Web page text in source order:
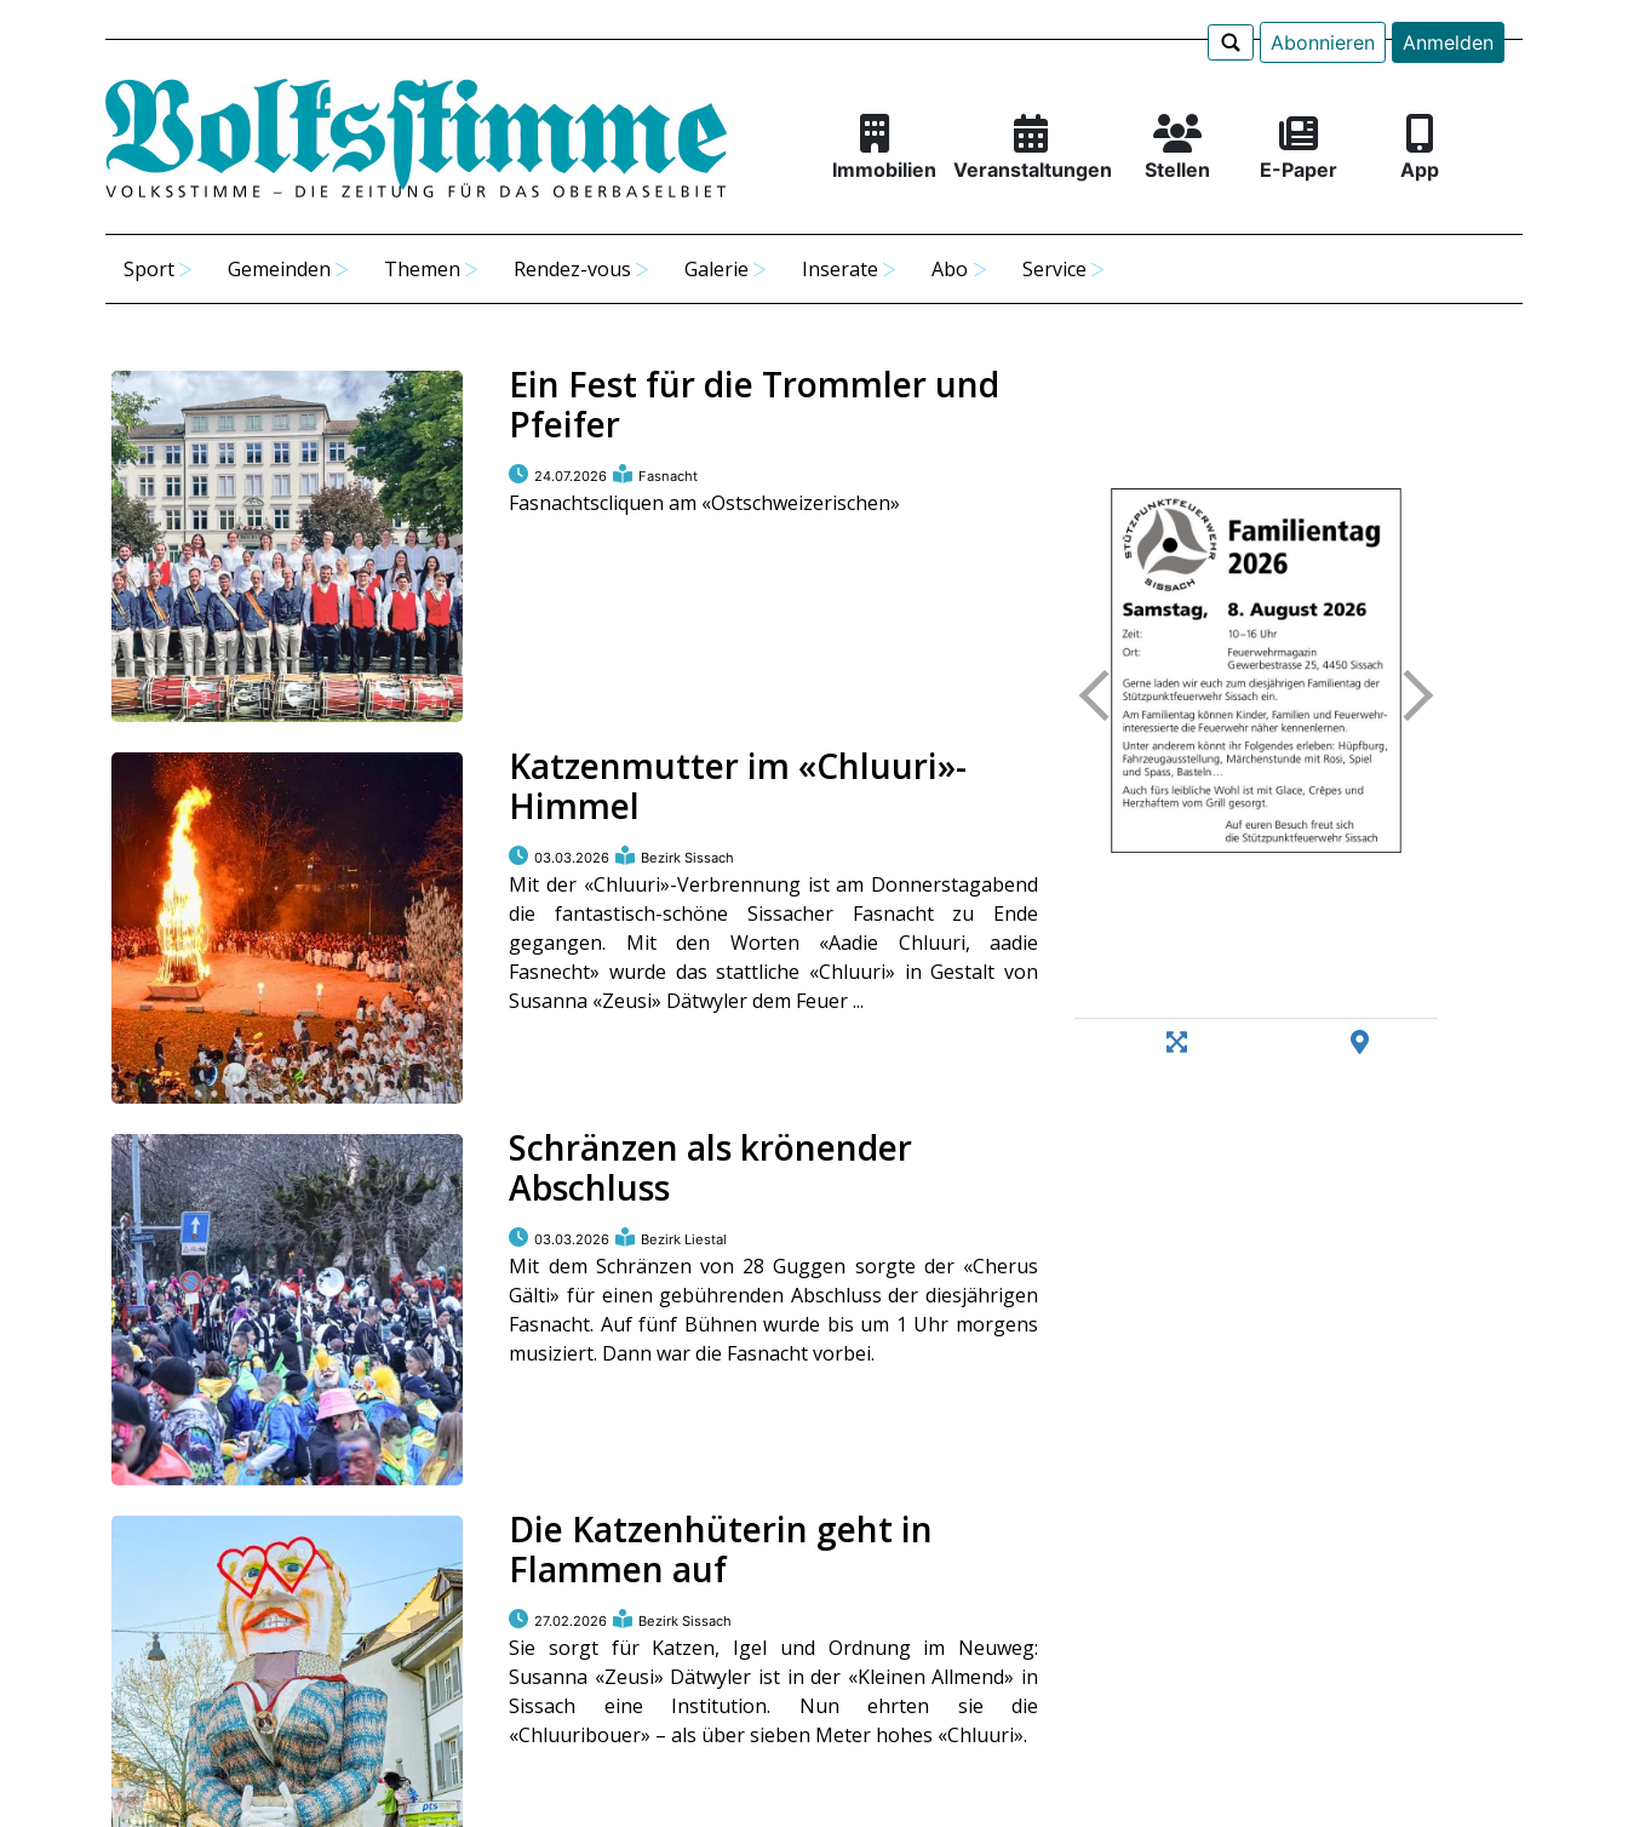
Abonnieren Anmelden
Immobilien Veranstaltungen Stellen E-Paper App
Sport Gemeinden Themen Rendez-vous Galerie Inserate Abo Service
Ein Fest für die Trommler und
Pfeifer
24.07.2026 Fasnacht
Fasnachtscliquen am «Ostschweizerischen»
Katzenmutter im «Chluuri»-
Himmel
03.03.2026 Bezirk Sissach
Mit der «Chluuri»-Verbrennung ist am Donnerstagabend
die fantastisch-schöne Sissacher Fasnacht zu Ende
gegangen. Mit den Worten «Aadie Chluuri, aadie
Fasnecht» wurde das stattliche «Chluuri» in Gestalt von
Susanna «Zeusi» Dätwyler dem Feuer ...
Schränzen als krönender
Abschluss
03.03.2026 Bezirk Liestal
Mit dem Schränzen von 28 Guggen sorgte der «Cherus
Gälti» für einen gebührenden Abschluss der diesjährigen
Fasnacht. Auf fünf Bühnen wurde bis um 1 Uhr morgens
musiziert. Dann war die Fasnacht vorbei.
Die Katzenhüterin geht in
Flammen auf
27.02.2026 Bezirk Sissach
Sie sorgt für Katzen, Igel und Ordnung im Neuweg:
Susanna «Zeusi» Dätwyler ist in der «Kleinen Allmend» in
Sissach eine Institution. Nun ehrten sie die
«Chluuribouer» – als über sieben Meter hohes «Chluuri».